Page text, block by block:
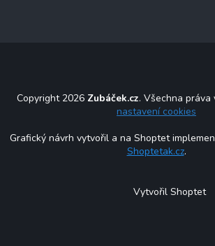
Copyright 2026 Zubáček.cz. Všechna práva
nastavení cookies
Grafický návrh vytvořil a na Shoptet
Shoptetak.cz.
Vytvořil Shoptet